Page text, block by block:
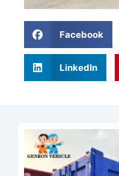
Facebook
LinkedIn